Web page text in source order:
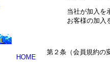
HOME
当社が加入を
お客様の加入